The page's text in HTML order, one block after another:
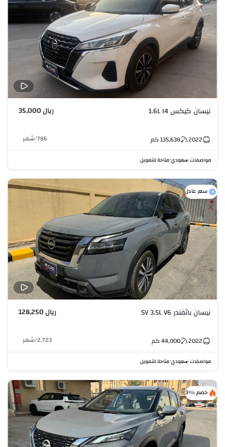
نيسان كيكس 1.6L I4 ريال 35,000
2022
135,638كم 786
/شهر
مواصفات سعودي•متاحة للتمويل
سعر عادل
نيسان باثفندر SV 3.5L V6 ريال 128,250
2022
44,000كم 2,723
/شهر
مواصفات سعودي•متاحة للتمويل
خصم %3